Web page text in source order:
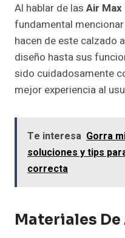
Al hablar de las Air
fundamental
hacen de este calzado
diseño hasta sus
sido cuidadosamente
mejor experiencia al
Te interesa Gorra
soluciones y tips
correcta
Materiales